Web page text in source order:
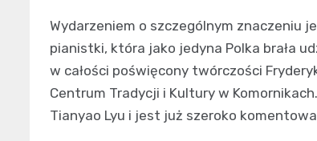
Wydarzeniem o szczególnym znaczeniu
pianistki, która jako jedyna Polka brała
w całości poświęcony twórczości
Centrum Tradycji i Kultury w
Tianyao Lyu i jest już szeroko